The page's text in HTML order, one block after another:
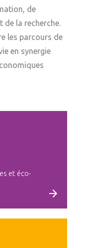
de
de la recherche.
les parcours de
en synergie
et éco-